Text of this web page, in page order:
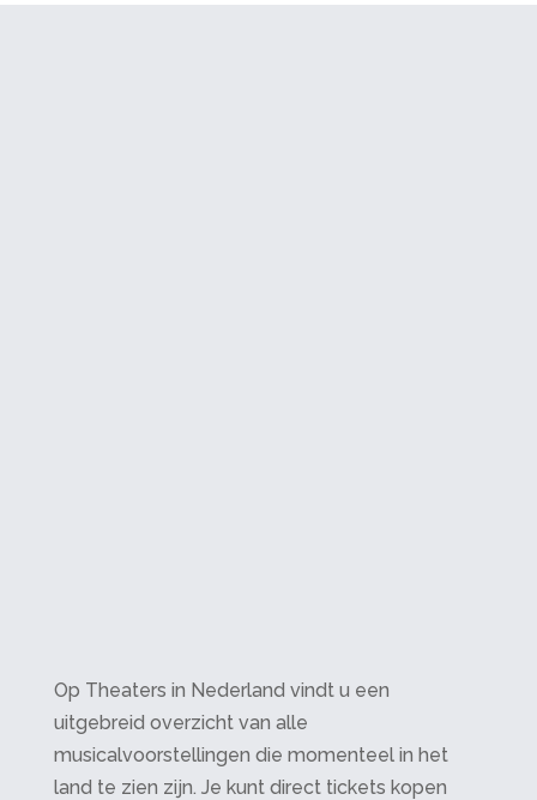
Op Theaters in Nederland vindt u een
uitgebreid overzicht van alle
musicalvoorstellingen die momenteel in het
land te zien zijn. Je kunt direct tickets kopen